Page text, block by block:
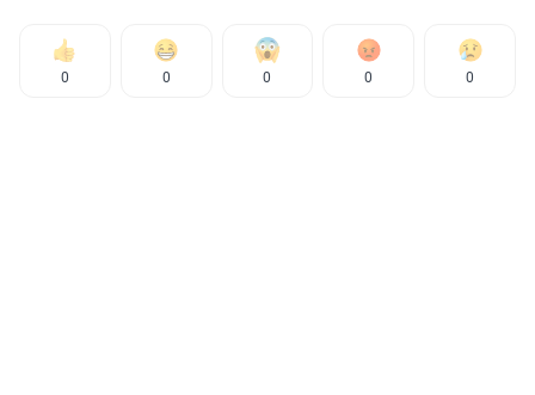
0 0 0 0 0